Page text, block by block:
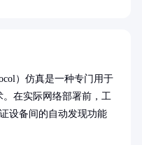
）仿真是一种专门用于
在实际网络部署前，工
设备间的自动发现功能